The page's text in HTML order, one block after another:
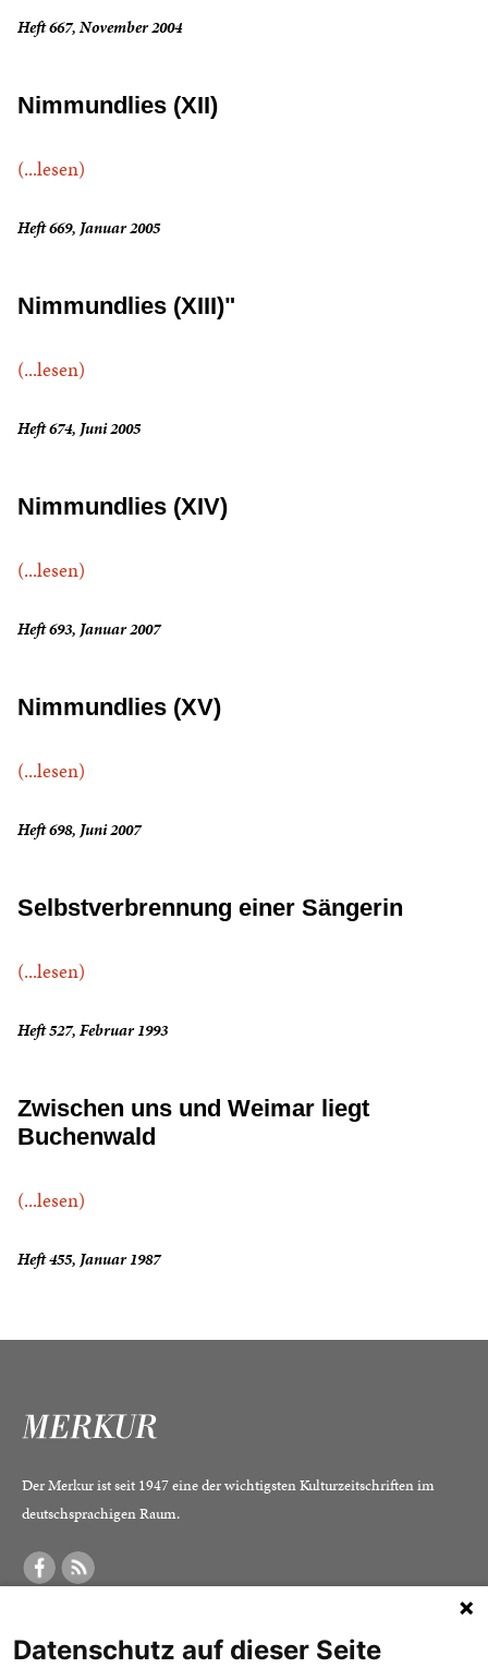
Heft 667, November 2004
Nimmundlies (XII)
(...lesen)
Heft 669, Januar 2005
Nimmundlies (XIII)"
(...lesen)
Heft 674, Juni 2005
Nimmundlies (XIV)
(...lesen)
Heft 693, Januar 2007
Nimmundlies (XV)
(...lesen)
Heft 698, Juni 2007
Selbstverbrennung einer Sängerin
(...lesen)
Heft 527, Februar 1993
Zwischen uns und Weimar liegt
Buchenwald
(...lesen)
Heft 455, Januar 1987
Der Merkur ist seit 1947 eine der wichtigsten Kulturzeitschriften im
deutschsprachigen Raum.
Was ist der Merkur? Alle Abos im Überblick Impressum
Datenschutz auf dieser Seite